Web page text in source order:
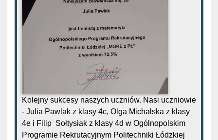
Kolejny sukcesy naszych uczniów. Nasi uczniowie
- Julia Pawlak z klasy 4c, Olga Michalska z klasy
4e i Filip Sołtysiak z klasy 4d w Ogólnopolskim
Programie Rekrutacyjnym Politechniki Łódzkiej